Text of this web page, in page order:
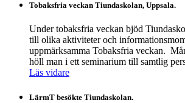
Tobaksfria veckan Tiundaskolan, Uppsala.
Under tobaksfria veckan bjöd
till olika aktiviteter och
uppmärksamma Tobaksfria veckan.
höll man i ett seminarium till samtlig
Läs vidare
LärmT besökte Tiundaskolan.